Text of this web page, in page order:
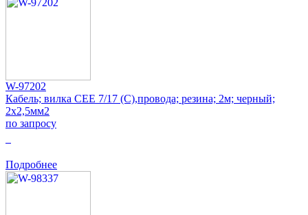
W-97202
Кабель; вилка CEE 7/17 (C),провода; резина; 2м; черный;
2x2,5мм2
по запросу
Подробнее